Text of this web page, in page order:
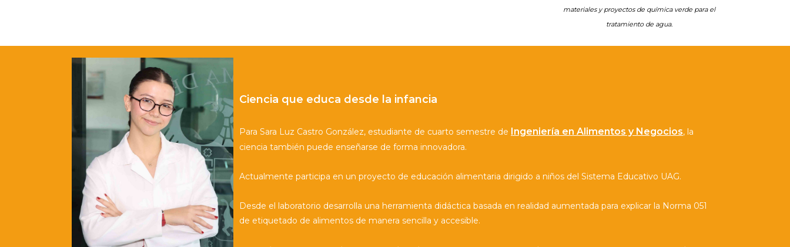
materiales y proyectos de química verde para el
tratamiento de agua.
Ciencia que educa desde la infancia
Para Sara Luz Castro González, estudiante de cuarto semestre de Ingeniería en Alimentos y Negocios, la
ciencia también puede enseñarse de forma innovadora.
Actualmente participa en un proyecto de educación alimentaria dirigido a niños del Sistema Educativo UAG.
Desde el laboratorio desarrolla una herramienta didáctica basada en realidad aumentada para explicar la Norma 051
de etiquetado de alimentos de manera sencilla y accesible.